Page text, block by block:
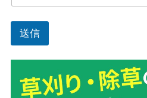
ウ
送信